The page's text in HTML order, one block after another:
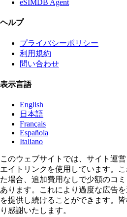
eSIMDB Agent
ヘルプ
プライバシーポリシー
利用規約
問い合わせ
表示言語
English
日本語
Français
Española
Italiano
このウェブサイトでは、サイト運
エイトリンクを使用しています。
た場合、追加費用なしで少額のコ
あります。これにより過度な広告
を提供し続けることができます。
り感謝いたします。